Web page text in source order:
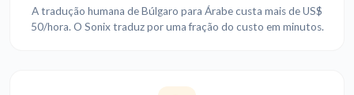
A tradução humana de Búlgaro para Árabe custa mais de US$
50/hora. O Sonix traduz por uma fração do custo em minutos.